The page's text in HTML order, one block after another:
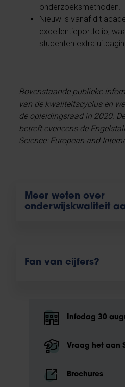
onderzoeksmethoden.
Nieuw is vanaf dit
excellentieportfolio,
studenten extra
Bovenstaande publieke
van de kwaliteitscyclus en
de opleidingsraad in 2020.
betreft eveneens de
Science: European and
Meer weten over
onderwijskwaliteit
Fan van cijfers?
Infodag 30
Vraag het aan
Brochures